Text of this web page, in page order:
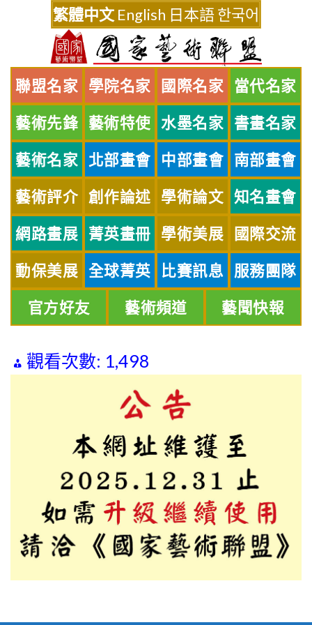
繁體中文 English 日本語한국어
聯盟名家 學院名家 國際名家 當代名家
藝術先鋒 藝術特使 水墨名家 書畫名家
藝術名家 北部畫會 中部畫會 南部畫會
藝術評介 創作論述 學術論文 知名畫會
網路畫展 菁英畫冊 學術美展 國際交流
動保美展 全球菁英 比賽訊息 服務團隊
官方好友 藝術頻道 藝聞快報
觀看次數: 1,498